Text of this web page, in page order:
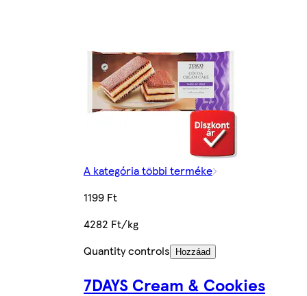
A kategória többi terméke
1199 Ft
4282 Ft/kg
Quantity controls
Hozzáad
7DAYS Cream & Cookies